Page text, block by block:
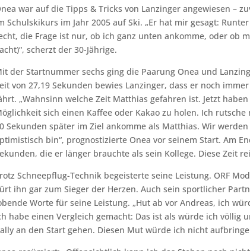
war auf die Tipps & Tricks von Lanzinger angewiesen –
Schulskikurs im Jahr 2005 auf Ski. „Er hat mir gesagt:
die Frage ist nur, ob ich ganz unten ankomme, oder ob
scherzt der 30-Jährige.
der Startnummer sechs ging die Paarung Onea und
von 27,19 Sekunden bewies Lanzinger, dass er noch
„Wahnsinn welche Zeit Matthias gefahren ist. Jetzt
sich einen Kaffee oder Kakao zu holen. Ich
Sekunden später im Ziel ankomme als Matthias. Wir
bin“, prognostizierte Onea vor seinem Start. Am
die er länger brauchte als sein Kollege. Diese Zeit
Schneepflug-Technik begeisterte seine Leistung. ORF
ihn gar zum Sieger der Herzen. Auch sein sportlicher
Worte für seine Leistung. „Hut ab vor Andreas, ich
habe einen Vergleich gemacht: Das ist als würde ich völlig
an den Start gehen. Diesen Mut würde ich nicht